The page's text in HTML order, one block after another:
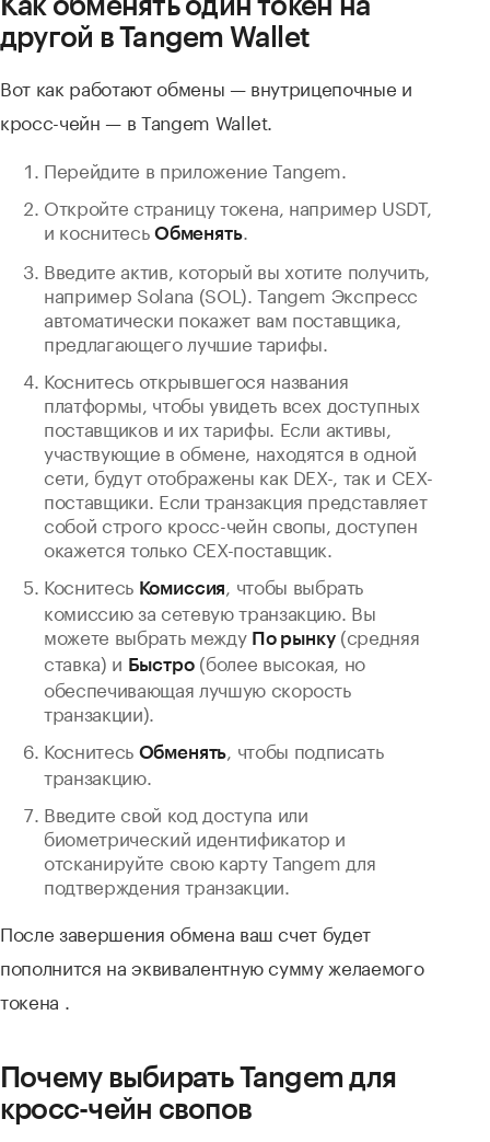
другой в Tangem Wallet
Вот как работают обмены — внутрицепочные и
кросс-чейн — в Tangem Wallet.
Перейдите в приложение Tangem.
Откройте страницу токена, например USDT,
и коснитесь Обменять.
Введите актив, который вы хотите получить,
например Solana (SOL). Tangem Экспресс
автоматически покажет вам поставщика,
предлагающего лучшие тарифы.
Коснитесь открывшегося названия
платформы, чтобы увидеть всех доступных
поставщиков и их тарифы. Если активы,
участвующие в обмене, находятся в одной
сети, будут отображены как DEX-, так и CEX-
поставщики. Если транзакция представляет
собой строго кросс-чейн свопы, доступен
окажется только CEX-поставщик.
Коснитесь Комиссия , чтобы выбрать
комиссию за сетевую транзакцию. Вы
можете выбрать между По рынку(средняя
ставка) и Быстро(более высокая, но
обеспечивающая лучшую скорость
транзакции).
Коснитесь Обменять , чтобы подписать
транзакцию.
Введите свой код доступа или
биометрический идентификатор и
отсканируйте свою карту Tangem для
подтверждения транзакции.
После завершения обмена ваш счет будет
пополнится на эквивалентную сумму желаемого
токена .
Почему выбирать Tangem для
кросс-чейн свопов